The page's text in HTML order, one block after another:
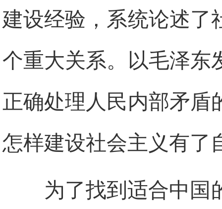
建设经验，系统论述了
个重大关系。以毛泽东
正确处理人民内部矛盾
怎样建设社会主义有了
为了找到适合中国